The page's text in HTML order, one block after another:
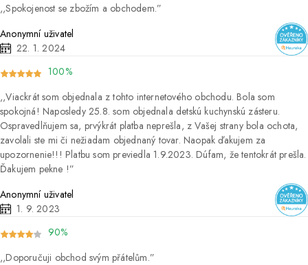
Spokojenost se zbožím a obchodem.
Anonymní uživatel
22. 1. 2024
100%
Viackrát som objednala z tohto internetového obchodu. Bola som
spokojná! Naposledy 25.8. som objednala detskú kuchynskú zásteru.
Ospravedlňujem sa, prvýkrát platba neprešla, z Vašej strany bola ochota,
zavolali ste mi či nežiadam objednaný tovar. Naopak ďakujem za
upozornenie!!! Platbu som previedla 1.9.2023. Dúfam, že tentokrát prešla.
Ďakujem pekne !
Anonymní uživatel
1. 9. 2023
90%
Doporučuji obchod svým přátelům.